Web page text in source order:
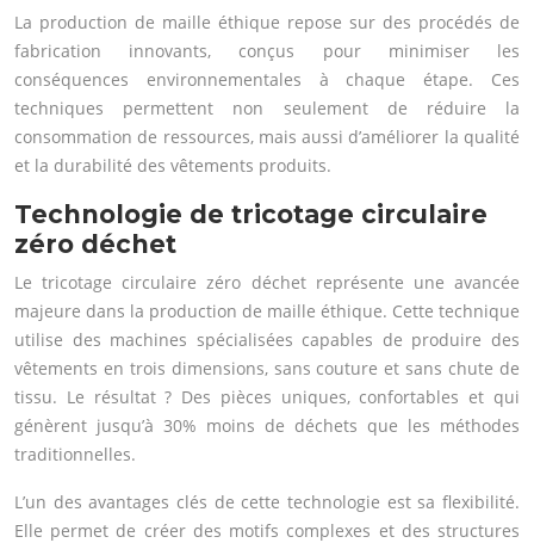
La production de maille éthique repose sur des procédés de
fabrication innovants, conçus pour minimiser les
conséquences environnementales à chaque étape. Ces
techniques permettent non seulement de réduire la
consommation de ressources, mais aussi d’améliorer la qualité
et la durabilité des vêtements produits.
Technologie de tricotage circulaire
zéro déchet
Le tricotage circulaire zéro déchet représente une avancée
majeure dans la production de maille éthique. Cette technique
utilise des machines spécialisées capables de produire des
vêtements en trois dimensions, sans couture et sans chute de
tissu. Le résultat ? Des pièces uniques, confortables et qui
génèrent jusqu’à 30% moins de déchets que les méthodes
traditionnelles.
L’un des avantages clés de cette technologie est sa flexibilité.
Elle permet de créer des motifs complexes et des structures